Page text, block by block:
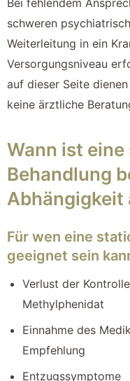
schweren
Weiterleitung in ein
Versorgungsniveau
auf dieser Seite
keine ärztliche
Wann ist
Behandlung
Abhängigkeit
Für wen eine
geeignet sein
Verlust der
Methylphenidat
Einnahme des
Empfehlung
Entzugssymptome